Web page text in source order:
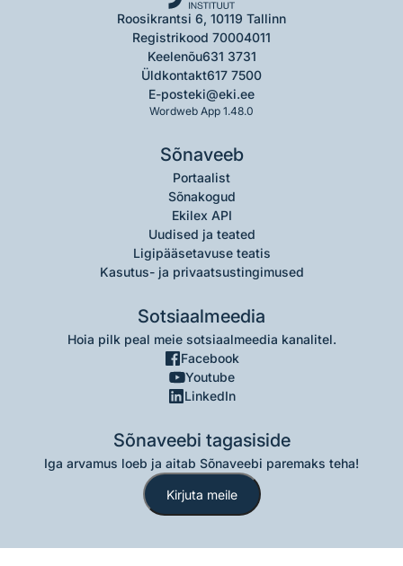
Roosikrantsi 6, 10119 Tallinn
Registrikood 70004011
Keelenõu631 3731
Üldkontakt617 7500
E-posteki@eki.ee
Wordweb App 1.48.0
Sõnaveeb
Portaalist
Sõnakogud
Ekilex API
Uudised ja teated
Ligipääsetavuse teatis
Kasutus- ja privaatsustingimused
Sotsiaalmeedia
Hoia pilk peal meie sotsiaalmeedia kanalitel.
Facebook
Youtube
LinkedIn
Sõnaveebi tagasiside
Iga arvamus loeb ja aitab Sõnaveebi paremaks teha!
Kirjuta meile